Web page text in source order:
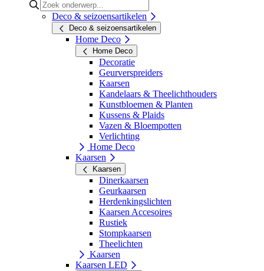
Deco & seizoensartikelen
Deco & seizoensartikelen
Home Deco
Home Deco
Decoratie
Geurverspreiders
Kaarsen
Kandelaars & Theelichthouders
Kunstbloemen & Planten
Kussens & Plaids
Vazen & Bloempotten
Verlichting
Home Deco
Kaarsen
Kaarsen
Dinerkaarsen
Geurkaarsen
Herdenkingslichten
Kaarsen Accesoires
Rustiek
Stompkaarsen
Theelichten
Kaarsen
Kaarsen LED